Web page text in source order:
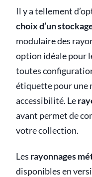
Il y a tellement
choix d’un
modulaire des
option idéale pour
toutes
étiquette pour une
accessibilité. Le
avant permet de
votre collection.
Les rayonnages
disponibles en